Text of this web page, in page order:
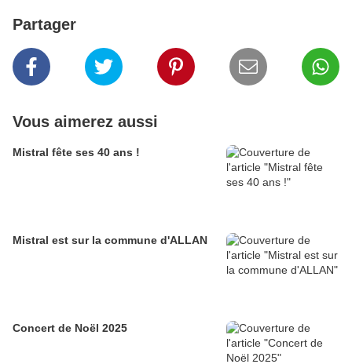
Partager
Vous aimerez aussi
Mistral fête ses 40 ans !
Mistral est sur la commune d'ALLAN
Concert de Noël 2025